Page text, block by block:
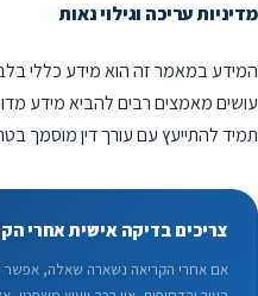
מדיניות עריכה וגילוי נאות
המידע במאמר זה הוא מידע כללי
עושים מאמצים רבים להביא מידע
תמיד להתייעץ עם עורך דין מוסמך
צריכים בדיקה אישית אחרי
אם אחרי הקריאה נשארה שאלה, אפשר